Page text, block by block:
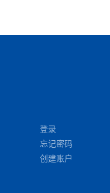
登录
忘记密码
创建账户